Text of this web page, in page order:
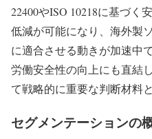
22400やISO 10218に基づく
低減が可能になり、海外製
に適合させる動きが加速中
労働安全性の向上にも直結
て戦略的に重要な判断材料
セグメンテーションの